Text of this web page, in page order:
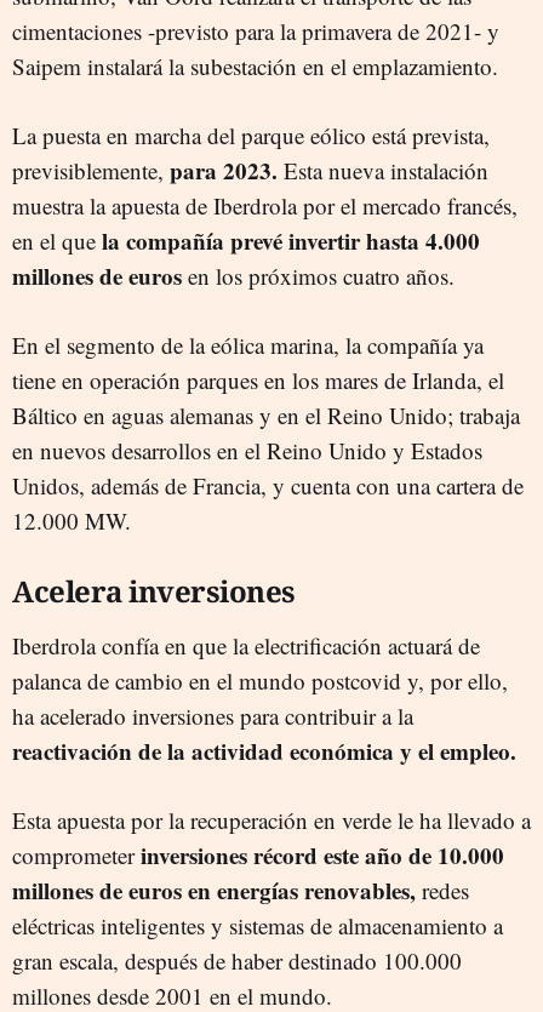
cimentaciones -previsto para la primavera de 2021- y
Saipem instalará la subestación en el emplazamiento.
La puesta en marcha del parque eólico está prevista,
previsiblemente, para 2023. Esta nueva instalación
muestra la apuesta de Iberdrola por el mercado francés,
en el que la compañía prevé invertir hasta 4.000
millones de euros en los próximos cuatro años.
En el segmento de la eólica marina, la compañía ya
tiene en operación parques en los mares de Irlanda, el
Báltico en aguas alemanas y en el Reino Unido; trabaja
en nuevos desarrollos en el Reino Unido y Estados
Unidos, además de Francia, y cuenta con una cartera de
12.000 MW.
Acelera inversiones
Iberdrola confía en que la electrificación actuará de
palanca de cambio en el mundo postcovid y, por ello,
ha acelerado inversiones para contribuir a la
reactivación de la actividad económica y el empleo.
Esta apuesta por la recuperación en verde le ha llevado a
comprometerinversiones récord este año de 10.000
millones de euros en energías renovables, redes
eléctricas inteligentes y sistemas de almacenamiento a
gran escala, después de haber destinado 100.000
millones desde 2001 en el mundo.